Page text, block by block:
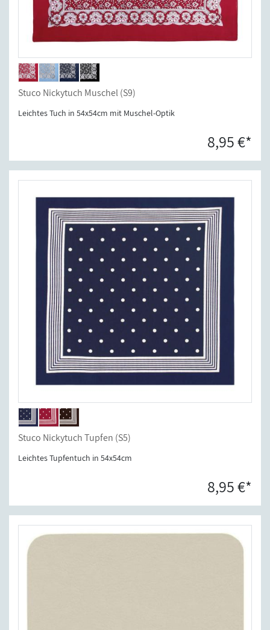
Stuco Nickytuch Muschel (S9)
Leichtes Tuch in 54x54cm mit Muschel-Optik
8,95 €*
Stuco Nickytuch Tupfen (S5)
Leichtes Tupfentuch in 54x54cm
8,95 €*